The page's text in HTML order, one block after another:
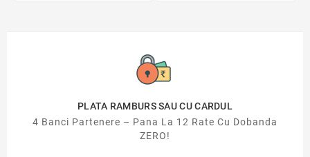
PLATA RAMBURS SAU CU CARDUL
4 Banci Partenere – Pana La 12 Rate Cu Dobanda
ZERO!